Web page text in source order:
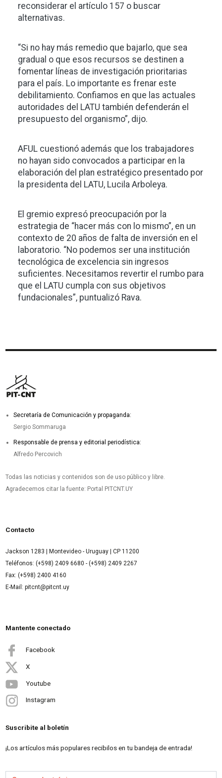
reconsiderar el artículo 157 o buscar
alternativas.
“Si no hay más remedio que bajarlo, que sea
gradual o que esos recursos se destinen a
fomentar líneas de investigación prioritarias
para el país. Lo importante es frenar este
debilitamiento. Confiamos en que las actuales
autoridades del LATU también defenderán el
presupuesto del organismo”, dijo.
AFUL cuestionó además que los trabajadores
no hayan sido convocados a participar en la
elaboración del plan estratégico presentado por
la presidenta del LATU, Lucila Arboleya.
El gremio expresó preocupación por la
estrategia de “hacer más con lo mismo”, en un
contexto de 20 años de falta de inversión en el
laboratorio. “No podemos ser una institución
tecnológica de excelencia sin ingresos
suficientes. Necesitamos revertir el rumbo para
que el LATU cumpla con sus objetivos
fundacionales”, puntualizó Rava.
Secretaría de Comunicación y propaganda:
Sergio Sommaruga
Responsable de prensa y editorial periodística:
Alfredo Percovich
Todas las noticias y contenidos son de uso público y libre.
Agradecemos citar la fuente: Portal PITCNT.UY
Contacto
Jackson 1283 | Montevideo - Uruguay | CP 11200
Teléfonos: (+598) 2409 6680 - (+598) 2409 2267
Fax: (+598) 2400 4160
E-Mail: pitcnt@pitcnt.uy
Mantente conectado
Facebook
X
Youtube
Instagram
Suscribite al boletín
¡Los artículos más populares recibilos en tu bandeja de entrada!